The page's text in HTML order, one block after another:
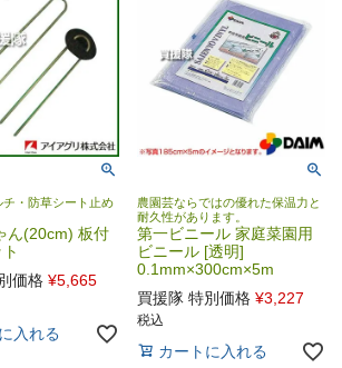
・防草シート止め
ん(20cm) 板付
価格 ¥5,665
入れる
農園芸ならではの優れた保温力と
耐久性があります。
第一ビニール 家庭菜園用
ビニール [透明]
0.1mm×300cm×5m
買援隊 特別価格 ¥3,227
税込
カートに入れる